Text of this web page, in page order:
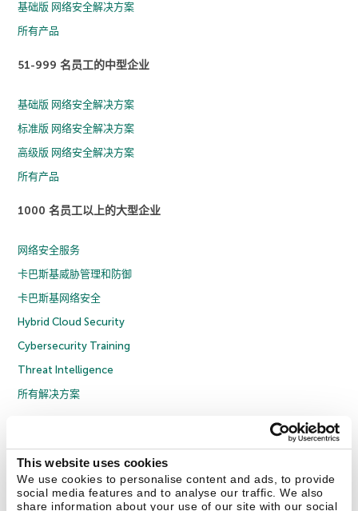
This website uses cookies
We use cookies to personalise content and ads, to provide
social media features and to analyse our traffic. We also
share information about your use of our site with our social
基础版 网络安全解决方案
所有产品
51-999 名员工的中型企业
基础版 网络安全解决方案
标准版 网络安全解决方案
高级版 网络安全解决方案
所有产品
1000 名员工以上的大型企业
网络安全服务
卡巴斯基威胁管理和防御
卡巴斯基网络安全
Hybrid Cloud Security
Cybersecurity Training
Threat Intelligence
所有解决方案
隐私策略
反腐败政策
许可协议 B2B
京ICP备12053225号
京公网安备 11010102001169号
联系我们 关于我们 合作伙伴 Blog 资源中心 新闻稿